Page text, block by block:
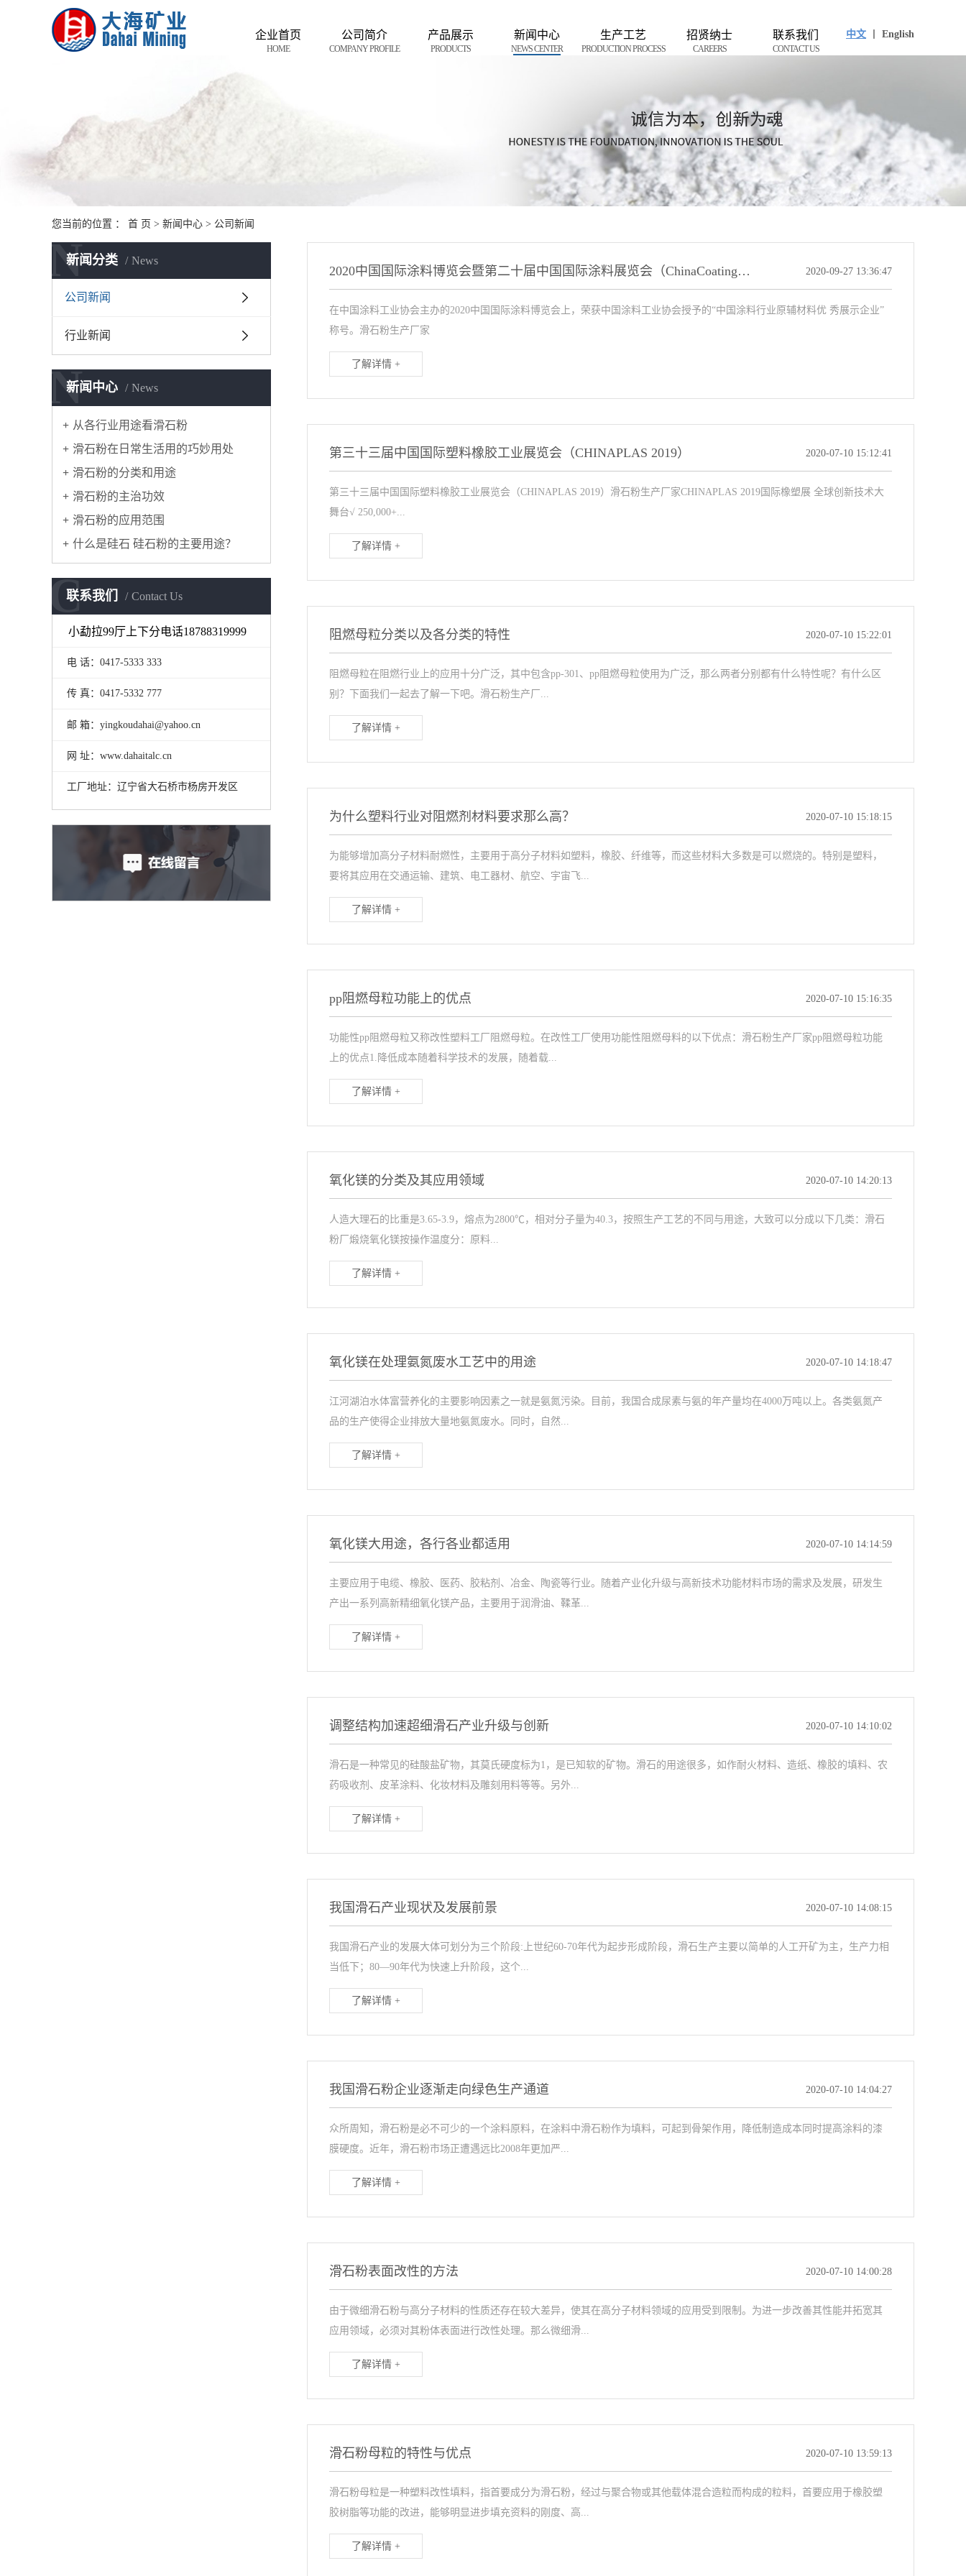
中文 English
企业首页
HOME
公司简介
COMPANY PROFILE
产品展示
PRODUCTS
新闻中心
NEWS CENTER
生产工艺
PRODUCTION PROCESS
招贤纳士
CAREERS
联系我们
CONTACT US
您当前的位置 ： 首 页 > 新闻中心 > 公司新闻
新闻分类 News
N
公司新闻
行业新闻
新闻中心 News
N
从各行业用途看滑石粉
滑石粉在日常生活用的巧妙用处
滑石粉的分类和用途
滑石粉的主治功效
滑石粉的应用范围
什么是硅石 硅石粉的主要用途？
联系我们 Contact Us
C
小勐拉99厅上下分电话18788319999
电 话：0417-5333 333
传 真：0417-5332 777
邮 箱：yingkoudahai@yahoo.cn
网 址：www.dahaitalc.cn
工厂地址：辽宁省大石桥市杨房开发区
2020中国国际涂料博览会暨第二十届中国国际涂料展览会（ChinaCoatings2020） 2020-09-27 13:36:47
在中国涂料工业协会主办的2020中国国际涂料博览会上，荣获中国涂料工业协会授予的“中国涂料行业原辅材料优 秀展示企业”
称号。滑石粉生产厂家
了解详情 +
第三十三届中国国际塑料橡胶工业展览会（CHINAPLAS 2019） 2020-07-10 15:12:41
第三十三届中国国际塑料橡胶工业展览会（CHINAPLAS 2019）滑石粉生产厂家CHINAPLAS 2019国际橡塑展 全球创新技术大
舞台√ 250,000+...
了解详情 +
阻燃母粒分类以及各分类的特性 2020-07-10 15:22:01
阻燃母粒在阻燃行业上的应用十分广泛，其中包含pp-301、pp阻燃母粒使用为广泛，那么两者分别都有什么特性呢？有什么区
别？下面我们一起去了解一下吧。滑石粉生产厂...
了解详情 +
为什么塑料行业对阻燃剂材料要求那么高？ 2020-07-10 15:18:15
为能够增加高分子材料耐燃性，主要用于高分子材料如塑料，橡胶、纤维等，而这些材料大多数是可以燃烧的。特别是塑料，
要将其应用在交通运输、建筑、电工器材、航空、宇宙飞...
了解详情 +
pp阻燃母粒功能上的优点 2020-07-10 15:16:35
功能性pp阻燃母粒又称改性塑料工厂阻燃母粒。在改性工厂使用功能性阻燃母料的以下优点：滑石粉生产厂家pp阻燃母粒功能
上的优点1.降低成本随着科学技术的发展，随着载...
了解详情 +
氧化镁的分类及其应用领域 2020-07-10 14:20:13
人造大理石的比重是3.65-3.9，熔点为2800℃，相对分子量为40.3，按照生产工艺的不同与用途，大致可以分成以下几类：滑石
粉厂煅烧氧化镁按操作温度分：原料...
了解详情 +
氧化镁在处理氨氮废水工艺中的用途 2020-07-10 14:18:47
江河湖泊水体富营养化的主要影响因素之一就是氨氮污染。目前，我国合成尿素与氨的年产量均在4000万吨以上。各类氨氮产
品的生产使得企业排放大量地氨氮废水。同时，自然...
了解详情 +
氧化镁大用途，各行各业都适用 2020-07-10 14:14:59
主要应用于电缆、橡胶、医药、胶粘剂、冶金、陶瓷等行业。随着产业化升级与高新技术功能材料市场的需求及发展，研发生
产出一系列高新精细氧化镁产品，主要用于润滑油、鞣革...
了解详情 +
调整结构加速超细滑石产业升级与创新 2020-07-10 14:10:02
滑石是一种常见的硅酸盐矿物，其莫氏硬度标为1，是已知软的矿物。滑石的用途很多，如作耐火材料、造纸、橡胶的填料、农
药吸收剂、皮革涂料、化妆材料及雕刻用料等等。另外...
了解详情 +
我国滑石产业现状及发展前景 2020-07-10 14:08:15
我国滑石产业的发展大体可划分为三个阶段:上世纪60-70年代为起步形成阶段，滑石生产主要以简单的人工开矿为主，生产力相
当低下；80—90年代为快速上升阶段，这个...
了解详情 +
我国滑石粉企业逐渐走向绿色生产通道 2020-07-10 14:04:27
众所周知，滑石粉是必不可少的一个涂料原料，在涂料中滑石粉作为填料，可起到骨架作用，降低制造成本同时提高涂料的漆
膜硬度。近年，滑石粉市场正遭遇远比2008年更加严...
了解详情 +
滑石粉表面改性的方法 2020-07-10 14:00:28
由于微细滑石粉与高分子材料的性质还存在较大差异，使其在高分子材料领域的应用受到限制。为进一步改善其性能并拓宽其
应用领域，必须对其粉体表面进行改性处理。那么微细滑...
了解详情 +
滑石粉母粒的特性与优点 2020-07-10 13:59:13
滑石粉母粒是一种塑料改性填料，指首要成分为滑石粉，经过与聚合物或其他载体混合造粒而构成的粒料，首要应用于橡胶塑
胶树脂等功能的改进，能够明显进步填充资料的刚度、高...
了解详情 +